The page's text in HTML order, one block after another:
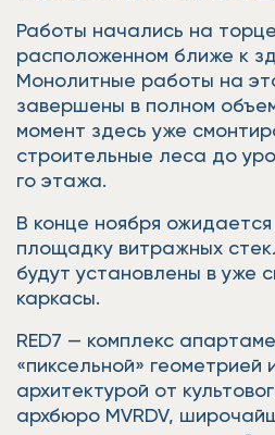
Работы начались на
расположенном ближе к
Монолитные работы на
завершены в полном
момент здесь уже
строительные леса до
го этажа.
В конце ноября
площадку витражных
будут установлены в уже
каркасы.
RED7 — комплекс
«пиксельной» геометрией
архитектурой от
архбюро MVRDV,